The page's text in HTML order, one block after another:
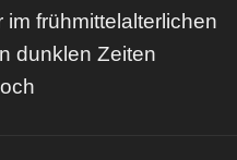
im frühmittelalterlichen
dunklen Zeiten